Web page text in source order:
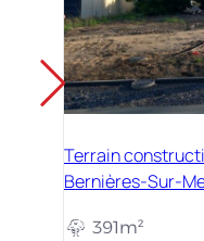
Terrain
Bernières-Sur-
391m²